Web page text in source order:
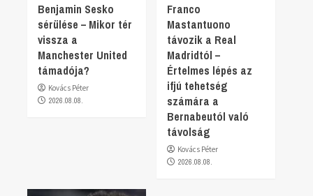
Benjamin Sesko
sérülése – Mikor tér
vissza a
Manchester United
támadója?
Kovács Péter
2026.08.08.
Franco
Mastantuono
távozik a Real
Madridtól –
Értelmes lépés az
ifjú tehetség
számára a
Bernabeutól való
távolság
Kovács Péter
2026.08.08.